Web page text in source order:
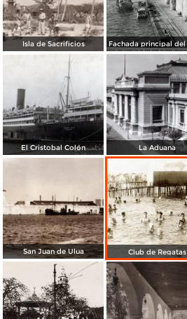
Isla de Sacrificios
El Cristobal Colón La Aduana
San Juan de Ulua Club de Regatas